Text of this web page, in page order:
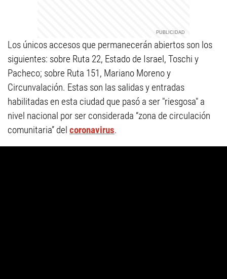
Los únicos accesos que permanecerán abiertos son los
siguientes: sobre Ruta 22, Estado de Israel, Toschi y
Pacheco; sobre Ruta 151, Mariano Moreno y
Circunvalación. Estas son las salidas y entradas
habilitadas en esta ciudad que pasó a ser "riesgosa" a
nivel nacional por ser considerada “zona de circulación
comunitaria” del coronavirus.